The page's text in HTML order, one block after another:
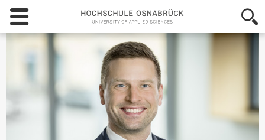
Hochschule
Osnabrück
-
University